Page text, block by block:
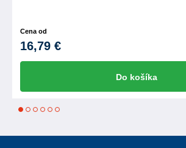
Cena od
16,79 €
Do košíka
1 2 3 4 5